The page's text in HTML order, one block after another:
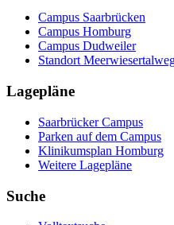
Campus Saarbrücken
Campus Homburg
Campus Dudweiler
Standort
Lagepläne
Saarbrücker Campus
Parken auf dem Campus
Klinikumsplan Homburg
Weitere Lagepläne
Suche